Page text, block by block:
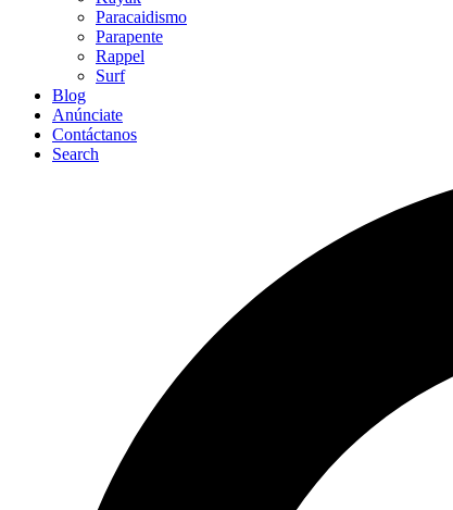
Paracaidismo
Parapente
Rappel
Surf
Blog
Anúnciate
Contáctanos
Search